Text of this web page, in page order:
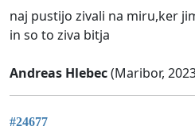
naj pustijo zivali na miru,ker
in so to ziva bitja
Andreas Hlebec(Maribor,
#24677